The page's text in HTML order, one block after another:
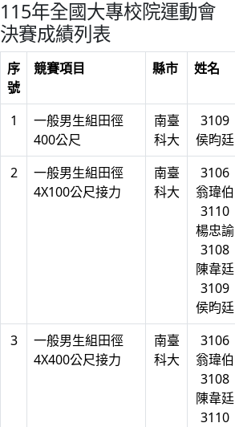
115年全國大專校院運動會
決賽成績列表
序
號
競賽項目 縣市 姓名
1
一般男生組田徑
400公尺
南臺
科大
3109
侯昀廷
2
一般男生組田徑
4X100公尺接力
南臺
科大
3106
翁瑋伯
3110
楊忠諭
3108
陳韋廷
3109
侯昀廷
3
一般男生組田徑
4X400公尺接力
南臺
科大
3106
翁瑋伯
3108
陳韋廷
3110